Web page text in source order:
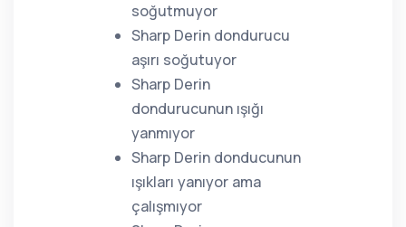
soğutmuyor
Sharp Derin dondurucu
aşırı soğutuyor
Sharp Derin
dondurucunun ışığı
yanmıyor
Sharp Derin donducunun
ışıkları yanıyor ama
çalışmıyor